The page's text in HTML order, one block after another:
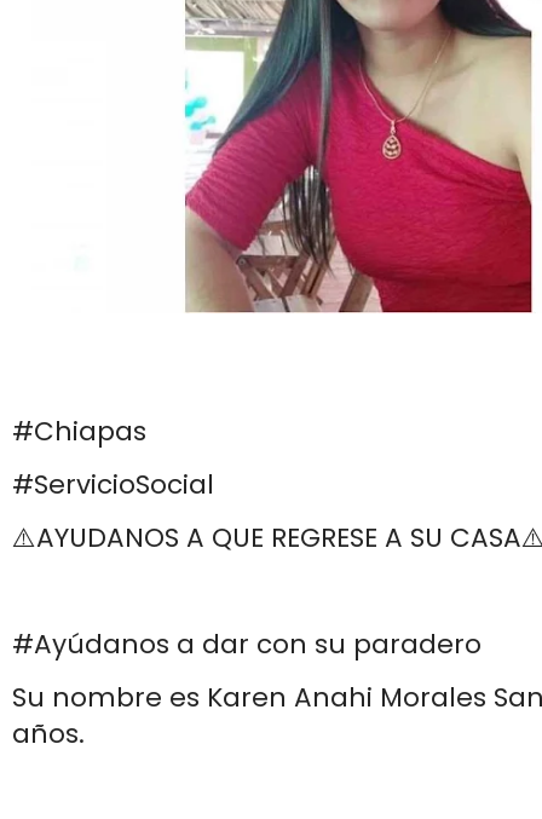
#Chiapas
#ServicioSocial
⚠️AYUDANOS A QUE REGRESE A SU
#Ayúdanos a dar con su paradero
Su nombre es Karen Anahi Morales
años.